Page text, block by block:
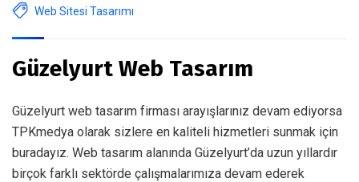
Web Sitesi Tasarımı
Güzelyurt Web Tasarım
Güzelyurt web tasarım firması arayışlarınız devam ediyorsa
TPKmedya olarak sizlere en kaliteli hizmetleri sunmak için
buradayız. Web tasarım alanında Güzelyurt’da uzun yıllardır
birçok farklı sektörde çalışmalarımıza devam ederek